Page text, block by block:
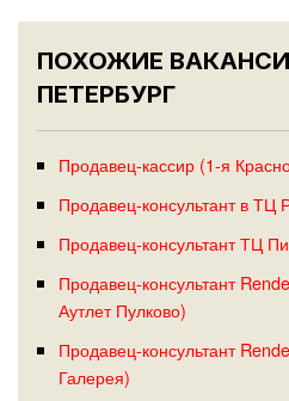
ПОХОЖИЕ
ПЕТЕРБУРГ
Продавец-кассир (1-я
Продавец-консультант в ТЦ
Продавец-консультант ТЦ
Продавец-консультант
Аутлет Пулково)
Продавец-консультант
Галерея)